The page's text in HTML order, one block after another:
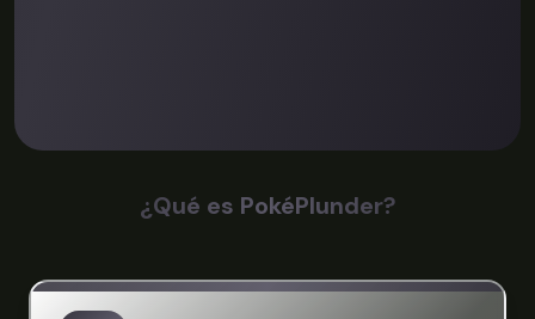
¿Qué es PokéPlunder?